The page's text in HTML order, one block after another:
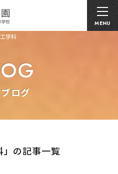
MENU
学科
ログ
」の記事一覧